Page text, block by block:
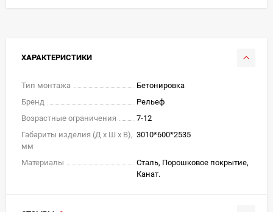
ХАРАКТЕРИСТИКИ
Тип монтажа
Бетонировка
Бренд
Рельеф
Возрастные ограничения
7-12
Габариты изделия (Д х Ш х В),
мм
3010*600*2535
Материалы
Сталь, Порошковое покрытие,
Канат.